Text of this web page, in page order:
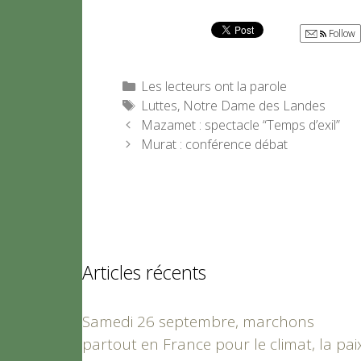
Follow
Catégories
Les lecteurs ont la parole
Étiquettes
Luttes, Notre Dame des Landes
Mazamet : spectacle “Temps d’exil”
Murat : conférence débat
Articles récents
Samedi 26 septembre, marchons
partout en France pour le climat, la